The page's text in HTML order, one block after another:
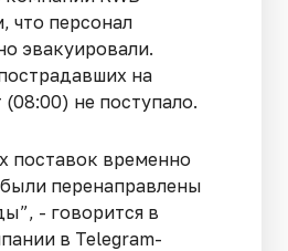
что персонал
эвакуировали.
на
не поступало.
поставок временно
перенаправлены
- говорится в
в Telegram-